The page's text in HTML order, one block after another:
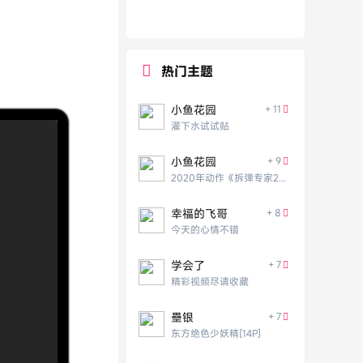
热门主题
小鱼花园
+ 11
灌下水试试贴
小鱼花园
+ 9
2020年动作《拆弹专家2》HD国语中英双字
幸福的飞哥
+ 8
今天的心情不错
学会了
+ 7
精彩视频尽请收藏
壘银
+ 7
东方绝色少妖精[14P]